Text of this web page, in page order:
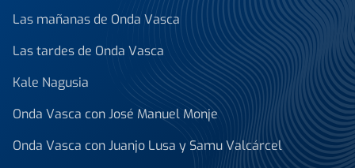
Las mañanas de Onda Vasca
Las tardes de Onda Vasca
Kale Nagusia
Onda Vasca con José Manuel Monje
Onda Vasca con Juanjo Lusa y Samu Valcárcel